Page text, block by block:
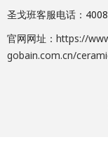
圣戈班客服电话：
官网网址： https://
gobain.com.cn/